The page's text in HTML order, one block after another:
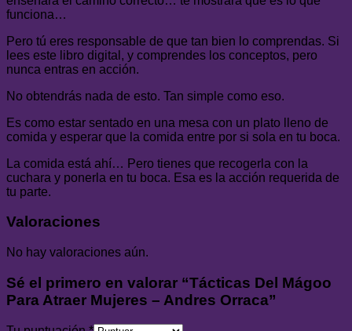
funciona…
Pero tú eres responsable de que tan bien lo comprendas. Si
lees este libro digital, y comprendes los conceptos, pero
nunca entras en acción.
No obtendrás nada de esto. Tan simple como eso.
Es como estar sentado en una mesa con un plato lleno de
comida y esperar que la comida entre por si sola en tu boca.
La comida está ahí… Pero tienes que recogerla con la
cuchara y ponerla en tu boca. Esa es la acción requerida de
tu parte.
Valoraciones
No hay valoraciones aún.
Sé el primero en valorar “Tácticas Del Mágoo
Para Atraer Mujeres – Andres Orraca”